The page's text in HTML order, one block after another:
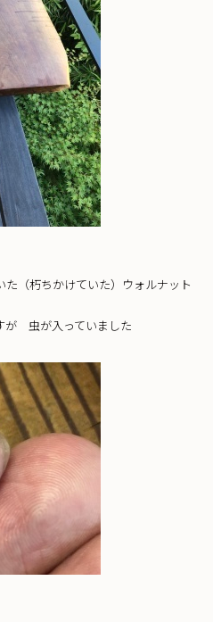
（朽ちかけていた）ウォルナット
が 虫が入っていました